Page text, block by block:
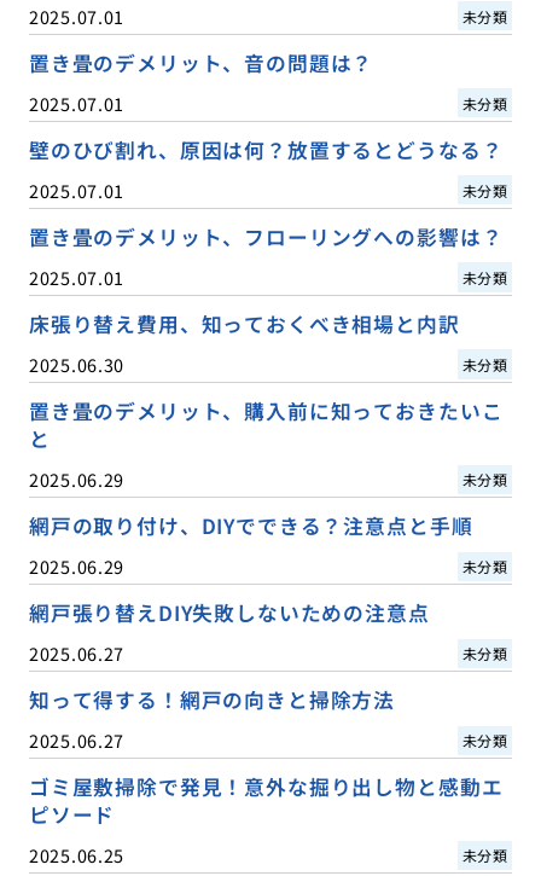
2025.07.01 未分類
置き畳のデメリット、音の問題は？
2025.07.01 未分類
壁のひび割れ、原因は何？放置するとどうなる？
2025.07.01 未分類
置き畳のデメリット、フローリングへの影響は？
2025.07.01 未分類
床張り替え費用、知っておくべき相場と内訳
2025.06.30 未分類
置き畳のデメリット、購入前に知っておきたいこ
と
2025.06.29 未分類
網戸の取り付け、DIYでできる？注意点と手順
2025.06.29 未分類
網戸張り替えDIY失敗しないための注意点
2025.06.27 未分類
知って得する！網戸の向きと掃除方法
2025.06.27 未分類
ゴミ屋敷掃除で発見！意外な掘り出し物と感動エ
ピソード
2025.06.25 未分類